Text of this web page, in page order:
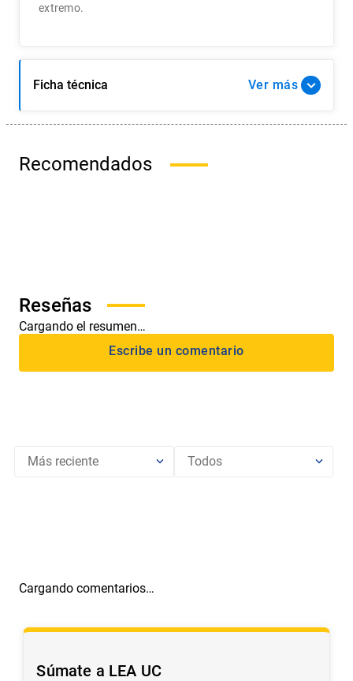
extremo.
Ficha técnica Ver
Recomendados
Cargando el resumen…
Más reciente Todos
Cargando comentarios…
Súmate a LEA UC